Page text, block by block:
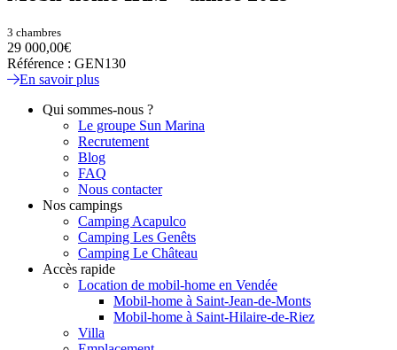
3 chambres
29 000,00€
Référence : GEN130
En savoir plus
Qui sommes-nous ?
Le groupe Sun Marina
Recrutement
Blog
FAQ
Nous contacter
Nos campings
Camping Acapulco
Camping Les Genêts
Camping Le Château
Accès rapide
Location de mobil-home en Vendée
Mobil-home à Saint-Jean-de-Monts
Mobil-home à Saint-Hilaire-de-Riez
Villa